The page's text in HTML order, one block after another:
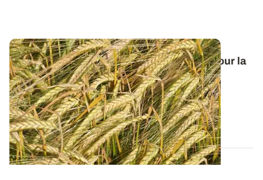
Orge de printemps : nos préconisations pour la
campagne 2026
Retrouvez tous les résultats d’essais de la dernière
campagne et nos préconisations pour...
13 FÉVR. 2026